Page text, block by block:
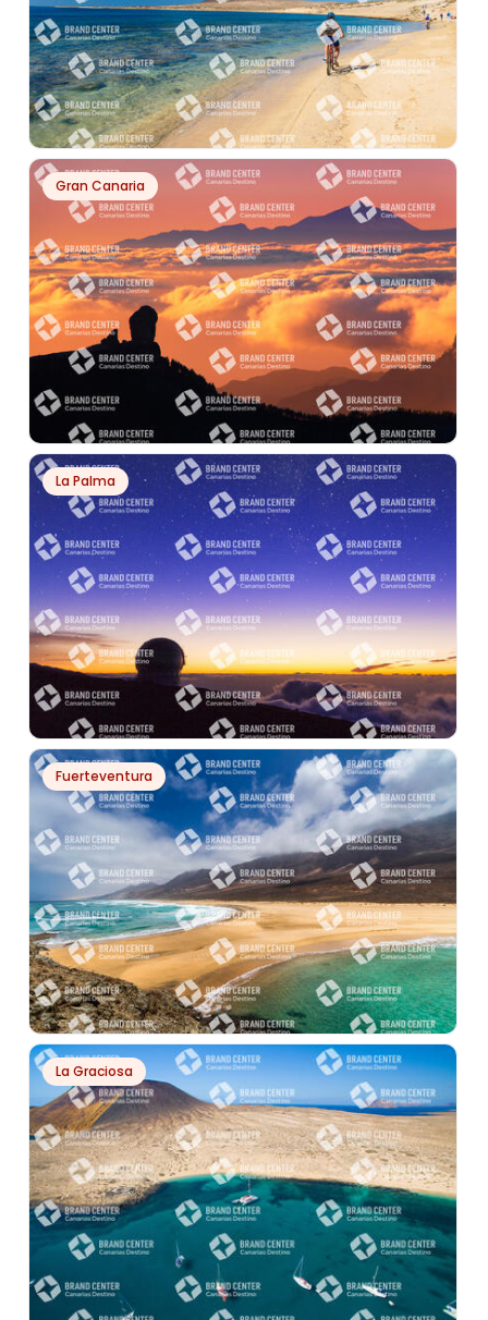
PH13412
PLAYA LA FRANCESA
Gran Canaria
PH13416
ATARCEDER EN PICO DE LAS NIEVES
La Palma
PH6441
OBSERVATORIO DEL ROQUE DE LOS MUCHACHOS
Fuerteventura
PH790
COFETE
La Graciosa